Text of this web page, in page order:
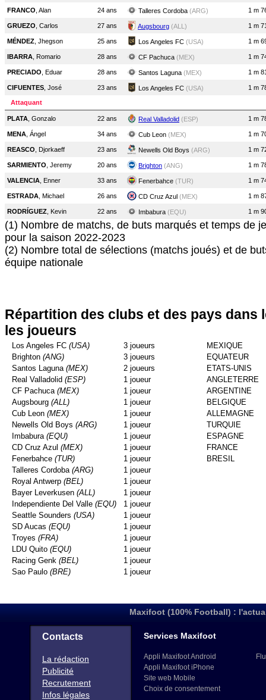
FRANCO , Alan 24 ans Talleres Cordoba (ARG) 1 m
GRUEZO , Carlos 27 ans Augsbourg (ALL) 1 m
MÉNDEZ , Jhegson 25 ans Los Angeles FC (USA) 1 m
IBARRA , Romario 28 ans CF Pachuca (MEX) 1 m
PRECIADO , Eduar 28 ans Santos Laguna (MEX) 1 m
CIFUENTES , José 23 ans Los Angeles FC (USA) 1 m
Attaquant
PLATA , Gonzalo 22 ans Real Valladolid (ESP) 1 m
MENA , Ángel 34 ans Cub Leon (MEX) 1 m
REASCO , Djorkaeff 23 ans Newells Old Boys (ARG) 1 m
SARMIENTO , Jeremy 20 ans Brighton (ANG) 1 m
VALENCIA , Enner 33 ans Fenerbahce (TUR) 1 m
ESTRADA , Michael 26 ans CD Cruz Azul (MEX) 1 m
RODRÍGUEZ , Kevin 22 ans Imbabura (EQU) 1 m
(1) Nombre de matchs, de buts marqués et temps de
pour la saison 2022-2023
(2) Nombre total de sélections (matchs joués) et de
équipe nationale
Répartition des clubs et des pays dans
les joueurs
Los Angeles FC (USA)
3 joueurs
Brighton (ANG)
3 joueurs
Santos Laguna (MEX)
2 joueurs
Real Valladolid (ESP)
1 joueur
CF Pachuca (MEX)
1 joueur
Augsbourg (ALL)
1 joueur
Cub Leon (MEX)
1 joueur
Newells Old Boys (ARG)
1 joueur
Imbabura (EQU)
1 joueur
CD Cruz Azul (MEX)
1 joueur
Fenerbahce (TUR)
1 joueur
Talleres Cordoba (ARG)
1 joueur
Royal Antwerp (BEL)
1 joueur
Bayer Leverkusen (ALL)
1 joueur
Independiente Del Valle (EQU)
1 joueur
Seattle Sounders (USA)
1 joueur
SD Aucas (EQU)
1 joueur
Troyes (FRA)
1 joueur
LDU Quito (EQU)
1 joueur
Racing Genk (BEL)
1 joueur
Sao Paulo (BRE) 1 joueur
MEXIQUE
EQUATEUR
ETATS-UNIS
ANGLETERRE
ARGENTINE
BELGIQUE
ALLEMAGNE
TURQUIE
ESPAGNE
FRANCE
BRESIL
Maxifoot (100% Football) :
Contacts
La rédaction
Publicité
Recrutement
Infos légales
Services Maxifoot
Appli Maxifoot Android
Appli Maxifoot iPhone
Site web Mobile
Choix de consentement